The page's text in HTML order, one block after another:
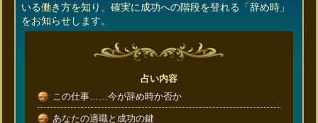
いる働き方を知り、確実に成功への階段を登れる「辞め時」
をお知らせします。
占い内容
この仕事……今が辞め時か否か
あなたの適職と成功の鍵